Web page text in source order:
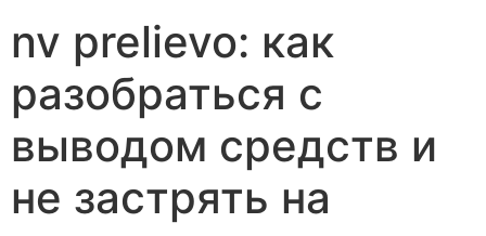
nv prelievo: как
разобраться с
выводом средств и
не застрять на